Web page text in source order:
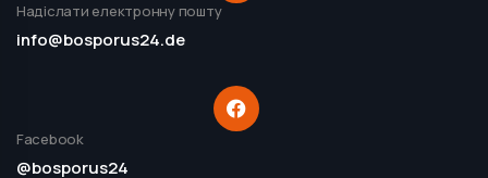
Надіслати електронну пошту
info@bosporus24.de
Facebook
@bosporus24